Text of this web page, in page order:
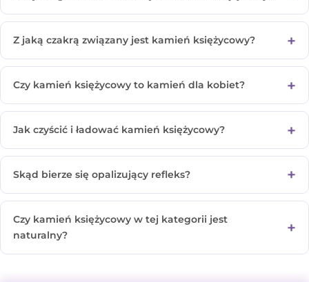
Z jaką czakrą związany jest kamień księżycowy?
Czy kamień księżycowy to kamień dla kobiet?
Jak czyścić i ładować kamień księżycowy?
Skąd bierze się opalizujący refleks?
Czy kamień księżycowy w tej kategorii jest
naturalny?